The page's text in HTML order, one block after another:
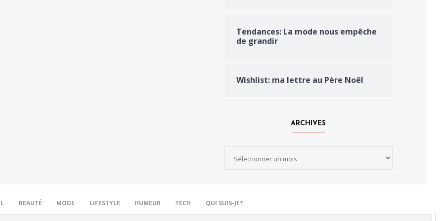
Tendances: La mode nous empêche
de grandir
Wishlist: ma lettre au Père Noël
ARCHIVES
BEAUTÉ MODE LIFESTYLE HUMEUR TECH QUI SUIS-JE?